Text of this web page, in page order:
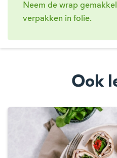
Neem de wrap
verpakken in folie.
Ook